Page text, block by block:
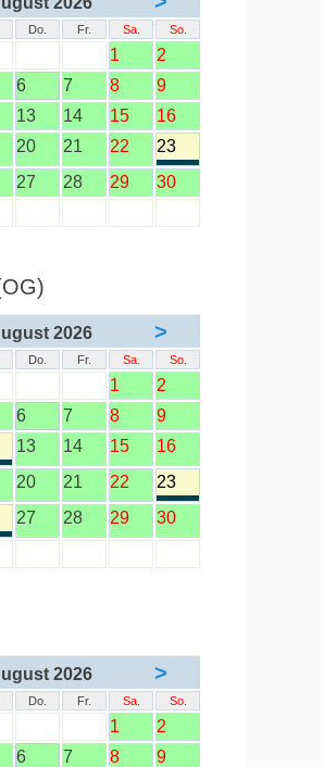
Do. Fr. Sa. So.
1
2
6 7 8
9
13 14 15
16
20 21 22
23
27 28 29
30
2026 >
Do. Fr. Sa. So.
1
2
6 7 8
9
13 14 15
16
20 21 22
23
27 28 29
30
2026 >
Do. Fr. Sa. So.
1
2
6 7 8
9